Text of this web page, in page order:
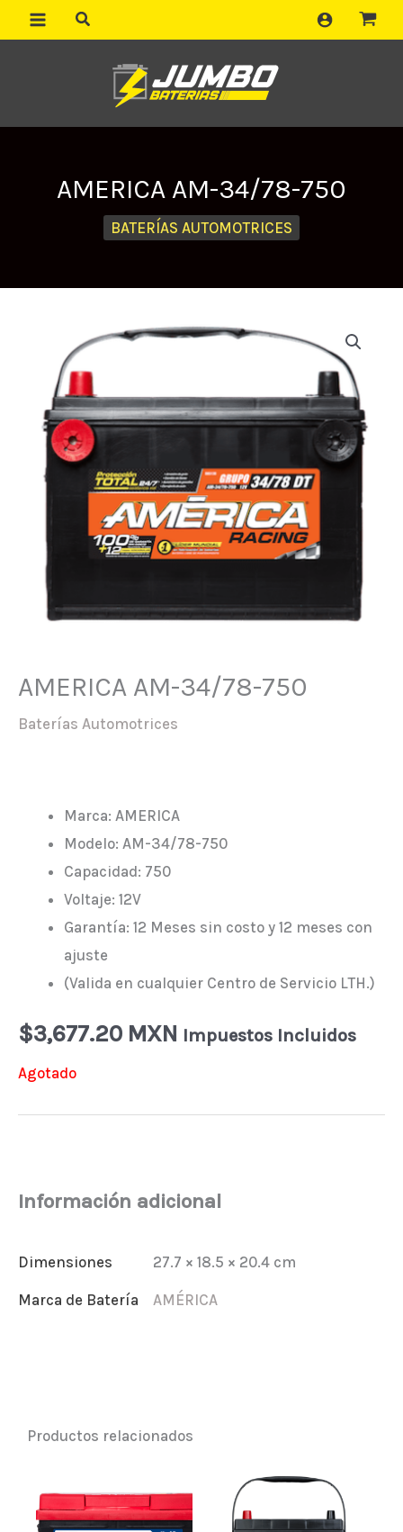
al
AMERICA AM-34/78-750
BATERÍAS AUTOMOTRICES
AMERICA AM-34/78-750
Baterías Automotrices
Marca: AMERICA
Modelo: AM-34/78-750
Capacidad: 750
Voltaje: 12V
Garantía: 12 Meses sin costo y 12 meses con
ajuste
(Valida en cualquier Centro de Servicio LTH.)
$3,677.20 MXN Impuestos Incluidos
Agotado
Información adicional
Dimensiones 27.7 × 18.5 × 20.4 cm
Marca de Batería AMÉRICA
Productos relacionados